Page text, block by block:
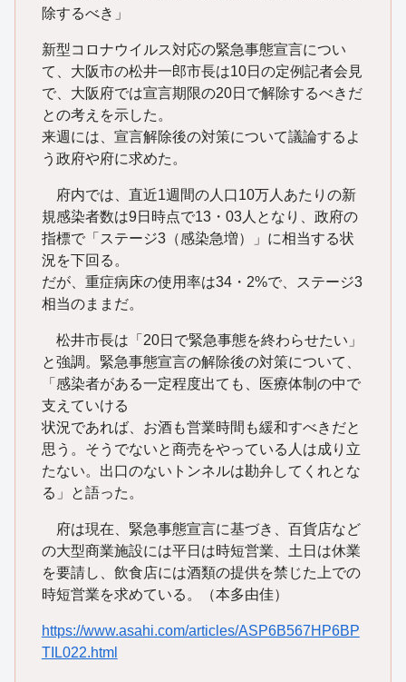
除するべき」
新型コロナウイルス対応の緊急事態宣言につい
て、大阪市の松井一郎市長は10日の定例記者会見
で、大阪府では宣言期限の20日で解除するべきだ
との考えを示した。
来週には、宣言解除後の対策について議論するよ
う政府や府に求めた。
府内では、直近1週間の人口10万人あたりの新
規感染者数は9日時点で13・03人となり、政府の
指標で「ステージ3（感染急増）」に相当する状
況を下回る。
だが、重症病床の使用率は34・2%で、ステージ3
相当のままだ。
松井市長は「20日で緊急事態を終わらせたい」
と強調。緊急事態宣言の解除後の対策について、
「感染者がある一定程度出ても、医療体制の中で
支えていける
状況であれば、お酒も営業時間も緩和すべきだと
思う。そうでないと商売をやっている人は成り立
たない。出口のないトンネルは勘弁してくれとな
る」と語った。
府は現在、緊急事態宣言に基づき、百貨店など
の大型商業施設には平日は時短営業、土日は休業
を要請し、飲食店には酒類の提供を禁じた上での
時短営業を求めている。（本多由佳）
https://www.asahi.com/articles/ASP6B567HP6BP
TIL022.html